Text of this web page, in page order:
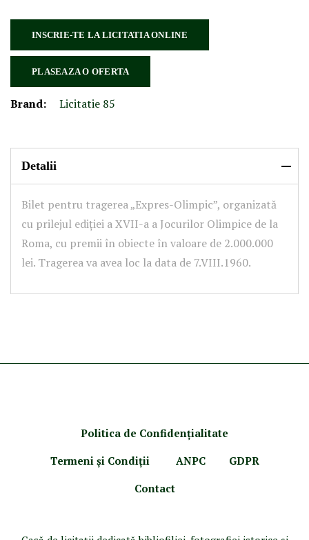
INSCRIE-TE LA LICITATIA ONLINE
PLASEAZA O OFERTA
Brand: Licitatie 85
Detalii
Bilet pentru tragerea „Expres-Olimpic”, organizată
cu prilejul ediției a XVII-a a Jocurilor Olimpice de la
Roma, cu premii în obiecte în valoare de 2.000.000
lei. Tragerea va avea loc la data de 7.VIII.1960.
Politica de Confidenţialitate
Termeni şi Condiţii
ANPC
GDPR
Contact